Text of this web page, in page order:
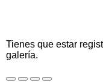
Tienes que estar
galería.